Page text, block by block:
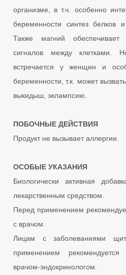
организме, в т.ч. особенно
беременности синтез белков
Также магний обеспечивает
сигналов между клетками.
встречается у женщин и
беременности, т.к. может
выкидыш, эклампсию.
ПОБОЧНЫЕ ДЕЙСТВИЯ
Продукт не вызывает аллергии.
ОСОБЫЕ УКАЗАНИЯ
Биологически активная
лекарственным средством.
Перед применением
с врачом.
Лицам с заболеваниями
применением рекомендуется
врачом-эндокринологом.